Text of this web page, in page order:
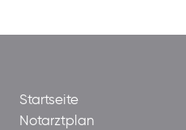
Startseite
Notarztplan